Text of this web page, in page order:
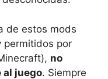
de estos mods
permitidos por
no
juego. Siempre